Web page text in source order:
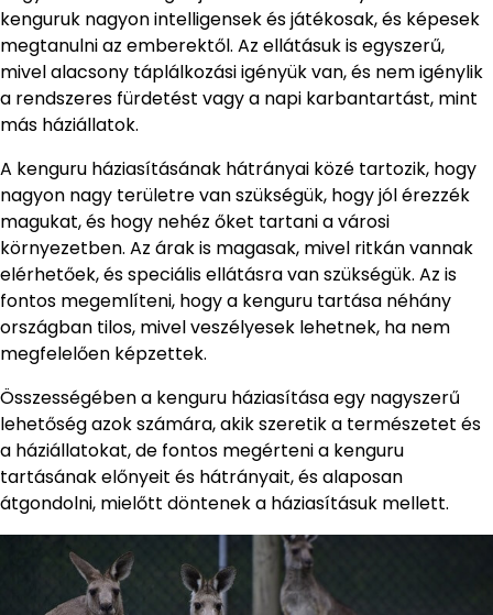
kenguruk nagyon intelligensek és játékosak, és képesek
megtanulni az emberektől. Az ellátásuk is egyszerű,
mivel alacsony táplálkozási igényük van, és nem igénylik
a rendszeres fürdetést vagy a napi karbantartást, mint
más háziállatok.
A kenguru háziasításának hátrányai közé tartozik, hogy
nagyon nagy területre van szükségük, hogy jól érezzék
magukat, és hogy nehéz őket tartani a városi
környezetben. Az árak is magasak, mivel ritkán vannak
elérhetőek, és speciális ellátásra van szükségük. Az is
fontos megemlíteni, hogy a kenguru tartása néhány
országban tilos, mivel veszélyesek lehetnek, ha nem
megfelelően képzettek.
Összességében a kenguru háziasítása egy nagyszerű
lehetőség azok számára, akik szeretik a természetet és
a háziállatokat, de fontos megérteni a kenguru
tartásának előnyeit és hátrányait, és alaposan
átgondolni, mielőtt döntenek a háziasításuk mellett.